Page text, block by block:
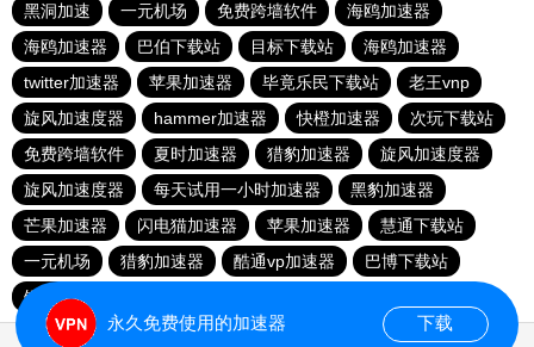
黑洞加速
一元机场 免费跨墙软件
海鸥加速器
海鸥加速器
巴伯下载站 目标下载站
海鸥加速器
twitter加速器
苹果加速器 毕竟乐民下载站
老王vnp
旋风加速度器
hammer加速器 快橙加速器
次玩下载站
免费跨墙软件
夏时加速器 猎豹加速器
旋风加速度器
旋风加速度器
每天试用一小时加速器
黑豹加速器
芒果加速器
闪电猫加速器 苹果加速器
慧通下载站
一元机场
猎豹加速器 酷通vp加速器
巴博下载站
银河加速器
永久免费使用的加速器 下载